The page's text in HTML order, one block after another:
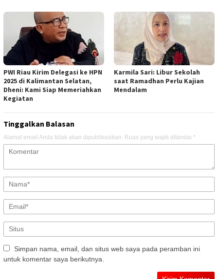
PWI Riau Kirim Delegasi ke HPN
2025 di Kalimantan Selatan,
Dheni: Kami Siap Memeriahkan
Kegiatan
Karmila Sari: Libur Sekolah
saat Ramadhan Perlu Kajian
Mendalam
Tinggalkan Balasan
Alamat email Anda tidak akan dipublikasikan. Ruas yang wajib ditandai *
Simpan nama, email, dan situs web saya pada peramban ini
untuk komentar saya berikutnya.